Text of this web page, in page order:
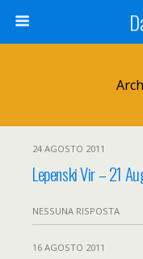
24 AGOSTO 2011
Lepenski Vir – 21
NESSUNA RISPOSTA
16 AGOSTO 2011